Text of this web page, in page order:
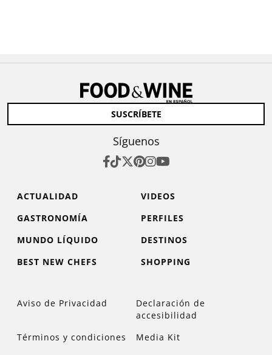
SUSCRÍBETE
Síguenos
ACTUALIDAD
VIDEOS
GASTRONOMÍA
PERFILES
MUNDO LÍQUIDO
DESTINOS
BEST NEW CHEFS
SHOPPING
Aviso de Privacidad
Declaración de
accesibilidad
Términos y condiciones
Media Kit